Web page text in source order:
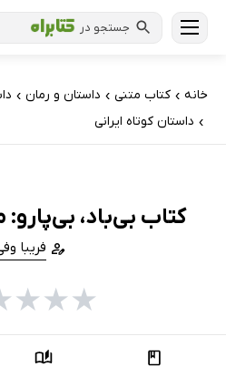
جستجو در
خانه › کتاب‌ متنی › داستان و رمان ›
› داستان کوتاه ایرانی
کتاب بی‌باد،
فریبا
★
★
★